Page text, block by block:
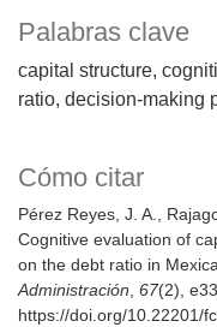
Palabras clave
capital structure
ratio decision-making
Cómo citar
Pérez Reyes, J. A.,
Cognitive evaluation of
on the debt ratio in
Administración 67(2),
https://doi.org/10.22201/